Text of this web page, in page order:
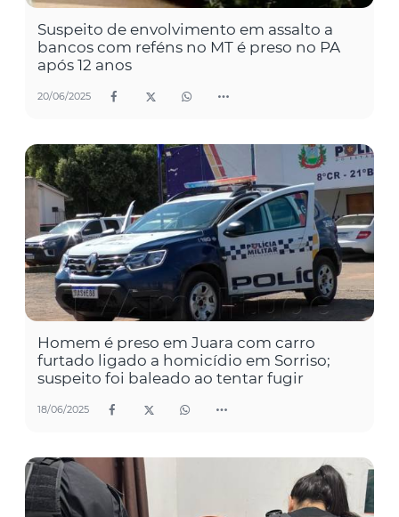
Suspeito de envolvimento em assalto a
bancos com reféns no MT é preso no PA
após 12 anos
20/06/2025
Homem é preso em Juara com carro
furtado ligado a homicídio em Sorriso;
suspeito foi baleado ao tentar fugir
18/06/2025